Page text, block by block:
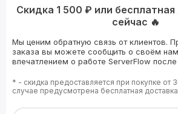
Скидка 1 500 ₽ или
сейчас 🔥
Мы ценим обратную связь от клиентов.
заказа вы можете сообщить о своём
впечатлением о работе ServerFlow
* - скидка предоставляется при покупке от
случае предусмотрена бесплатная